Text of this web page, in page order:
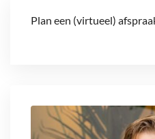
Plan een (virtueel)